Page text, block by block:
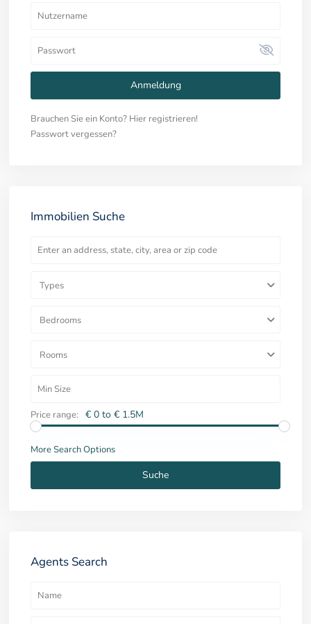
Anmeldung
Brauchen Sie ein Konto? Hier registrieren!
Passwort vergessen?
Immobilien Suche
Types
Bedrooms
Rooms
Price range: € 0 to € 1.5M
More Search Options
Suche
Agents Search